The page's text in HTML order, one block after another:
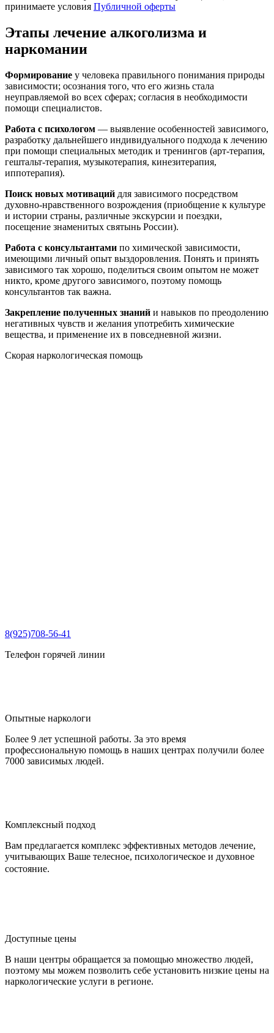
принимаете условия Публичной оферты
Этапы лечение алкоголизма и
наркомании
Формирование у человека правильного понимания природы
зависимости; осознания того, что его жизнь стала
неуправляемой во всех сферах; согласия в необходимости
помощи специалистов.
Работа с психологом — выявление особенностей зависимого,
разработку дальнейшего индивидуального подхода к лечению
при помощи специальных методик и тренингов (арт-терапия,
гештальт-терапия, музыкотерапия, кинезитерапия,
иппотерапия).
Поиск новых мотиваций для зависимого посредством
духовно-нравственного возрождения (приобщение к культуре
и истории страны, различные экскурсии и поездки,
посещение знаменитых святынь России).
Работа с консультантами по химической зависимости,
имеющими личный опыт выздоровления. Понять и принять
зависимого так хорошо, поделиться своим опытом не может
никто, кроме другого зависимого, поэтому помощь
консультантов так важна.
Закрепление полученных знаний и навыков по преодолению
негативных чувств и желания употребить химические
вещества, и применение их в повседневной жизни.
Скорая наркологическая помощь
8(925)708-56-41
Телефон горячей линии
Опытные наркологи
Более 9 лет успешной работы. За это время
профессиональную помощь в наших центрах получили более
7000 зависимых людей.
Комплексный подход
Вам предлагается комплекс эффективных методов лечение,
учитывающих Ваше телесное, психологическое и духовное
состояние.
Доступные цены
В наши центры обращается за помощью множество людей,
поэтому мы можем позволить себе установить низкие цены на
наркологические услуги в регионе.